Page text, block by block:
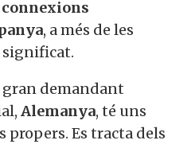
és constant en les
no pot abocar-se a
demanda. El fet
connexions
, a més de les